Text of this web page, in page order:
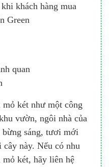
khách hàng mua
Green
quan
két như một công
vườn, ngôi nhà của
bừng sáng, tươi mới
này. Nếu có nhu
mỏ két, hãy liên hệ